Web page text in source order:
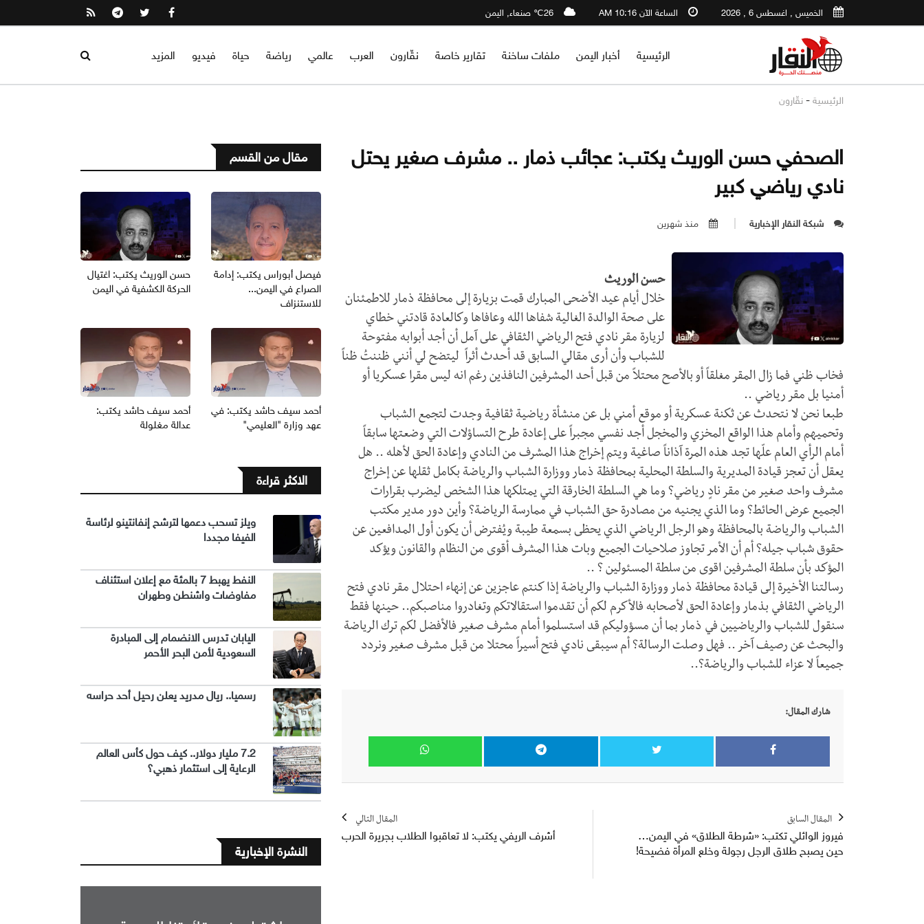
الخميس , اغسطس 6 , 2026 الساعة الآن 10:16 AM 26℃ صنعاء, اليمن
الرئيسية أخبار اليمن ملفات ساخنة تقارير خاصة نقّارون العرب عالمي رياضة حياة فيديو المزيد
الرئيسية - نقّارون
الصحفي حسن الوريث يكتب: عجائب ذمار .. مشرف صغير يحتل
نادي رياضي كبير
شبكة النقار الإخبارية منذ شهرين
حسن الوريث
خلال أيام عيد الأضحى المبارك قمت بزيارة إلى محافظة ذمار للاطمئنان
على صحة الوالدة الغالية شفاها الله وعافاها وكالعادة قادتني خطاي
لزيارة مقر نادي فتح الرياضي الثقافي على آمل أن أجد أبوابه مفتوحة
للشباب وأن أرى مقالي السابق قد أحدث أثراً ليتضح لي أنني ظننتُ ظناً
فخاب ظني فما زال المقر مغلقاً أو بالأصح محتلاً من قبل أحد المشرفين النافذين رغم انه ليس مقرا عسكريا أو
أمنيا بل مقر رياضي ..
طبعا نحن لا نتحدث عن ثكنة عسكرية أو موقع أمني بل عن منشأة رياضية ثقافية وجدت لتجمع الشباب
وتحميهم وأمام هذا الواقع المخزي والمخجل أجد نفسي مجبراً على إعادة طرح التساؤلات التي وضعتها سابقاً
أمام الرأي العام علّها تجد هذه المرة آذاناً صاغية ويتم إخراج هذا المشرف من النادي وإعادة الحق لأهله .. هل
يعقل أن تعجز قيادة المديرية والسلطة المحلية بمحافظة ذمار ووزارة الشباب والرياضة بكامل ثقلها عن إخراج
مشرف واحد صغير من مقر نادٍ رياضي؟ وما هي السلطة الخارقة التي يمتلكها هذا الشخص ليضرب بقرارات
الجميع عرض الحائط؟ وما الذي يجنيه من مصادرة حق الشباب في ممارسة الرياضة؟ وأين دور مدير مكتب
الشباب والرياضة بالمحافظة وهو الرجل الرياضي الذي يحظى بسمعة طيبة ويُفترض أن يكون أول المدافعين عن
حقوق شباب جيله؟ أم أن الأمر تجاوز صلاحيات الجميع وبات هذا المشرف أقوى من النظام والقانون ويؤكد
المؤكد بأن سلطة المشرفين اقوى من سلطة المسئولين ؟ ..
رسالتنا الأخيرة إلى قيادة محافظة ذمار ووزارة الشباب والرياضة إذا كنتم عاجزين عن إنهاء احتلال مقر نادي فتح
الرياضي الثقافي بذمار وإعادة الحق لأصحابه فالأكرم لكم أن تقدموا استقالاتكم وتغادروا مناصبكم.. حينها فقط
سنقول للشباب والرياضيين في ذمار بما أن مسؤوليكم قد استسلموا أمام مشرف صغير فالأفضل لكم ترك الرياضة
والبحث عن رصيف آخر .. فهل وصلت الرسالة؟ أم سيبقى نادي فتح أسيراً محتلا من قبل مشرف صغير ونردد
جميعاً لا عزاء للشباب والرياضة؟..
شارك المقال:
المقال السابق
فيروز الوائلي تكتب: «شرطة الطلاق» في اليمن…
حين يصبح طلاق الرجل رجولة وخلع المرأة فضيحة!
المقال التالي
أشرف الريفي يكتب: لا تعاقبوا الطلاب بجريرة الحرب
مقال من القسم
فيصل أبوراس يكتب: إدامة
الصراع في اليمن...
للاستنزاف
حسن الوريث يكتب: اغتيال
الحركة الكشفية في اليمن
أحمد سيف حاشد يكتب: في
عهد وزارة "العليمي"
أحمد سيف حاشد يكتب:
عدالة مغلولة
الاكثر قراءة
ويلز تسحب دعمها لترشح إنفانتينو لرئاسة
الفيفا مجددا
النفط يهبط 7 بالمئة مع إعلان استئناف
مفاوضات واشنطن وطهران
اليابان تدرس الانضمام إلى المبادرة
السعودية لأمن البحر الأحمر
رسميا.. ريال مدريد يعلن رحيل أحد حراسه
7.2 مليار دولار.. كيف حول كأس العالم
الرعاية إلى استثمار ذهبي؟
النشرة الإخبارية